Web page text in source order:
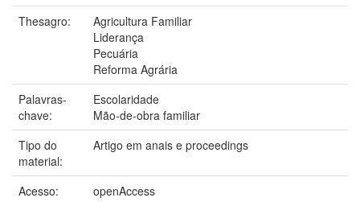
Thesagro:
Agricultura Familiar
Liderança
Pecuária
Reforma Agrária
Palavras-
chave:
Escolaridade
Mão-de-obra familiar
Tipo do
material:
Artigo em anais e proceedings
Acesso:
openAccess